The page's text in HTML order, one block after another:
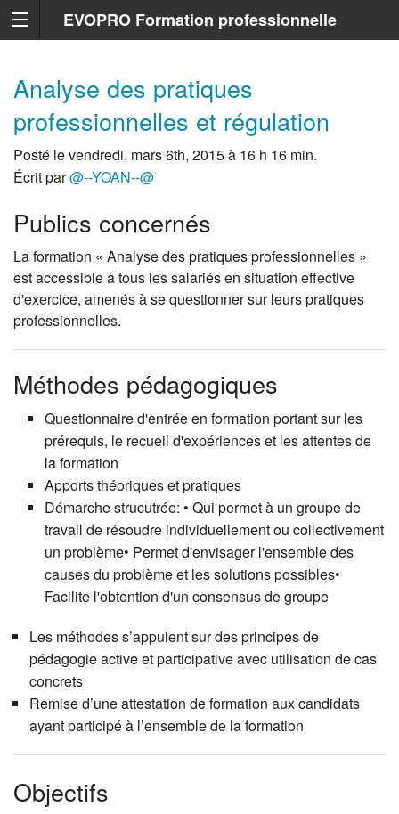
EVOPRO Formation professionnelle
Analyse des pratiques
professionnelles et régulation
Posté le vendredi, mars 6th, 2015 à 16 h 16 min.
Écrit par@--YOAN--@
Publics concernés
La formation « Analyse des pratiques professionnelles »
est accessible à tous les salariés en situation effective
d'exercice, amenés à se questionner sur leurs pratiques
professionnelles.
Méthodes pédagogiques
Questionnaire d'entrée en formation portant sur les
prérequis, le recueil d'expériences et les attentes de
la formation
Apports théoriques et pratiques
Démarche strucutrée: • Qui permet à un groupe de
travail de résoudre individuellement ou collectivement
un problème• Permet d'envisager l'ensemble des
causes du problème et les solutions possibles•
Facilite l'obtention d'un consensus de groupe
Les méthodes s’appuient sur des principes de
pédagogie active et participative avec utilisation de cas
concrets
Remise d’une attestation de formation aux candidats
ayant participé à l’ensemble de la formation
Objectifs